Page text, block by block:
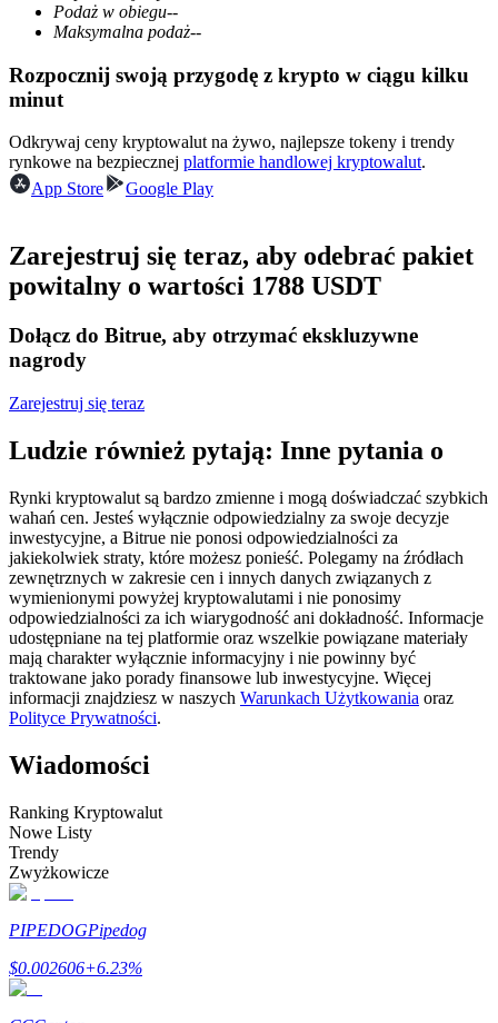
Kontrakty terminowe na USDC
Kopiowanie Transakcji
Zostań traderem kopiującym
transakcji
Podaż w obiegu--
Maksymalna podaż--
Rozpocznij swoją przygodę z krypto w ciągu kilku
minut
Odkrywaj ceny kryptowalut na żywo, najlepsze tokeny i trendy
rynkowe na bezpiecznej platformie handlowej kryptowalut.
App Store
Google Play
Zarejestruj się teraz, aby odebrać pakiet
powitalny o wartości 1788 USDT
Dołącz do Bitrue, aby otrzymać ekskluzywne
nagrody
Zarejestruj się teraz
Ludzie również pytają: Inne pytania o
Rynki kryptowalut są bardzo zmienne i mogą doświadczać szybkich
wahań cen. Jesteś wyłącznie odpowiedzialny za swoje decyzje
inwestycyjne, a Bitrue nie ponosi odpowiedzialności za
jakiekolwiek straty, które możesz ponieść. Polegamy na źródłach
zewnętrznych w zakresie cen i innych danych związanych z
wymienionymi powyżej kryptowalutami i nie ponosimy
odpowiedzialności za ich wiarygodność ani dokładność. Informacje
udostępniane na tej platformie oraz wszelkie powiązane materiały
mają charakter wyłącznie informacyjny i nie powinny być
traktowane jako porady finansowe lub inwestycyjne. Więcej
informacji znajdziesz w naszych Warunkach Użytkowania oraz
Polityce Prywatności.
Wiadomości
Ranking Kryptowalut
Nowe Listy
Trendy
Zwyżkowicze
PIPEDOGPipedog
$0.002606+6.23%